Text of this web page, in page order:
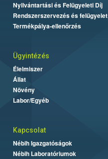
Nyilvántartási és Felügyeleti Díj
Rendszerszervezés és felügyelet
Termékpálya-ellenőrzés
Ügyintézés
Élelmiszer
Állat
Növény
Labor/Egyéb
Kapcsolat
Nébih Igazgatóságok
Nébih Laboratóriumok